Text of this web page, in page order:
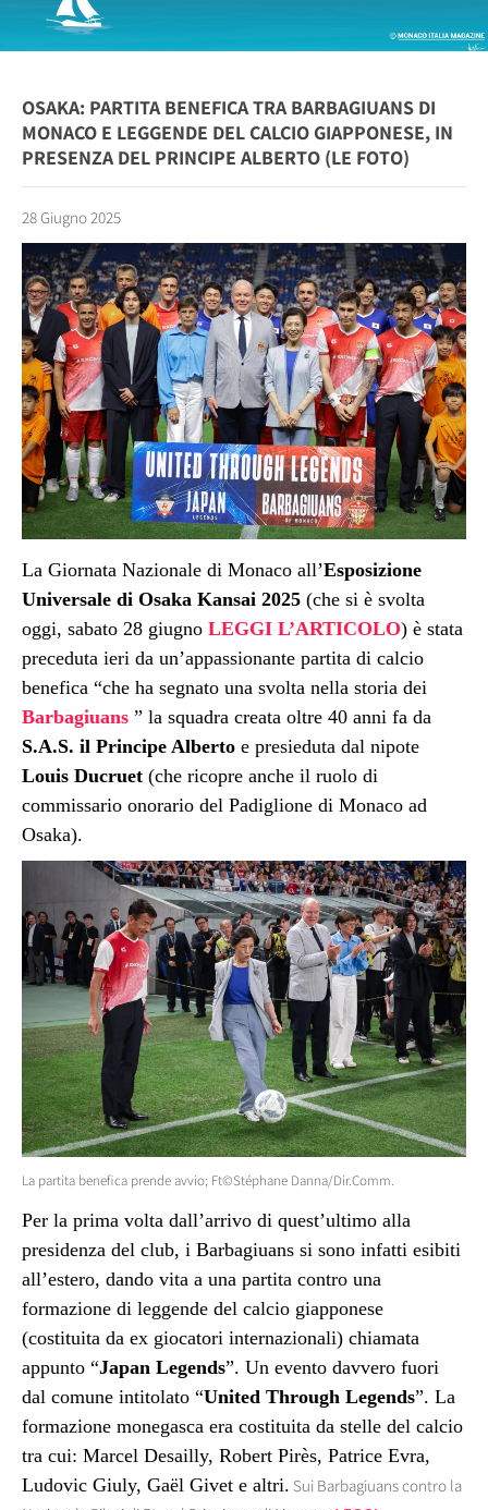
OSAKA: PARTITA BENEFICA TRA BARBAGIUANS DI
MONACO E LEGGENDE DEL CALCIO GIAPPONESE, IN
PRESENZA DEL PRINCIPE ALBERTO (LE FOTO)
28 Giugno 2025
La Giornata Nazionale di Monaco all’Esposizione
Universale di Osaka Kansai 2025 (che si è svolta
oggi, sabato 28 giugno LEGGI L’ARTICOLO) è stata
preceduta ieri da un’appassionante partita di calcio
benefica “che ha segnato una svolta nella storia dei
Barbagiuans ” la squadra creata oltre 40 anni fa da
S.A.S. il Principe Alberto e presieduta dal nipote
Louis Ducruet (che ricopre anche il ruolo di
commissario onorario del Padiglione di Monaco ad
Osaka).
La partita benefica prende avvio; Ft©Stéphane Danna/Dir.Comm.
Per la prima volta dall’arrivo di quest’ultimo alla
presidenza del club, i Barbagiuans si sono infatti esibiti
all’estero, dando vita a una partita contro una
formazione di leggende del calcio giapponese
(costituita da ex giocatori internazionali) chiamata
appunto “Japan Legends”. Un evento davvero fuori
dal comune intitolato “United Through Legends”. La
formazione monegasca era costituita da stelle del calcio
tra cui: Marcel Desailly, Robert Pirès, Patrice Evra,
Ludovic Giuly, Gaël Givet e altri. Sui Barbagiuans contro la